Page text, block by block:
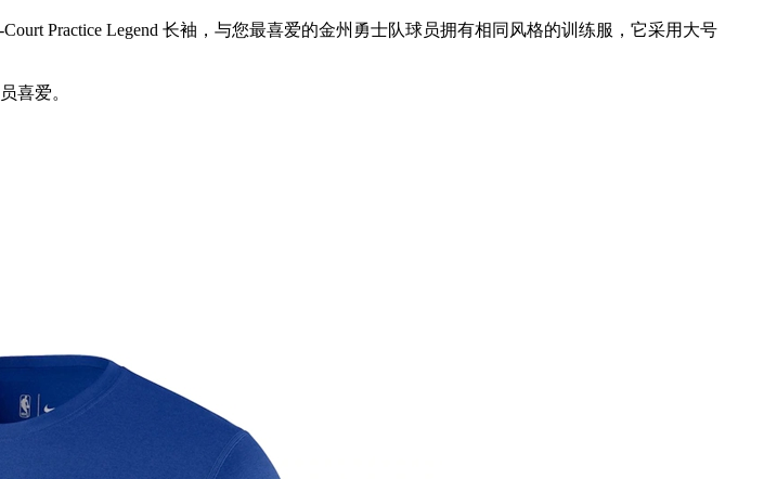
Practice Legend 长袖，与您最喜爱的金州勇士队球员拥有相同风格的训练服，它采用大号
喜爱。